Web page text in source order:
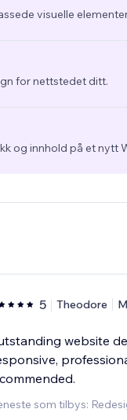
visuelle
for nettstedet ditt.
og innhold på et nytt
5 Theodore
website
som tilbys: